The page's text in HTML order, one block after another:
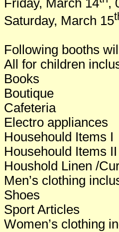
Friday, March 14
,
Saturday, March 15
Following booths
All for children
Books
Boutique
Cafeteria
Electro appliances
Househould Items I
Househould Items II
Houshold Linen /
Men’s clothing
Shoes
Sport Articles
Women’s clothing